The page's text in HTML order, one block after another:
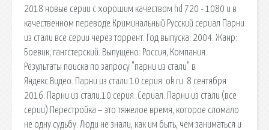
2018 новые серии с хорошим качеством hd 720 - 1080 и в
качественном переводе Криминальный Русский сериал Парни
из стали все серии через торрент. Год выпуска: 2004. Жанр:
Боевик, гангстерский. Выпущено: Россия, Компания.
Результаты поиска по запросу "парни из стали" в
Яндекс.Видео. Парни из стали.10.серия. ok.ru. 8 сентября
2016. Парни из стали.10.серия. Сериал. Парни из стали (все
серии) Перестройка – это тяжелое время, которое сломало
не одну судьбу. Люди не знали, как им быть, чем заниматься и